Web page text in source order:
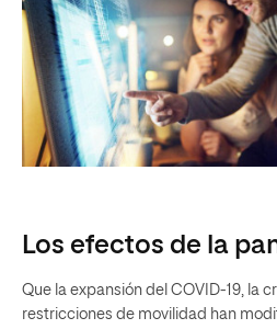
Los efectos de la
Que la expansión del COVID-19, la
restricciones de movilidad han